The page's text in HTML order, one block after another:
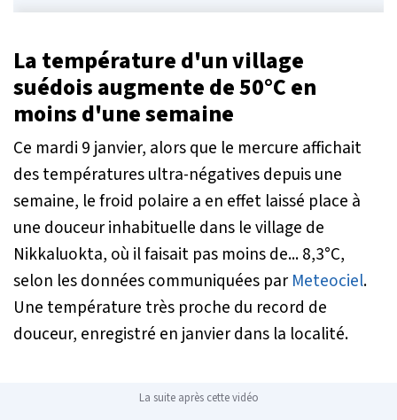
La température d'un village
suédois augmente de 50°C en
moins d'une semaine
Ce mardi 9 janvier, alors que le mercure affichait
des températures ultra-négatives depuis une
semaine, le froid polaire a en effet laissé place à
une douceur inhabituelle dans le village de
Nikkaluokta, où il faisait pas moins de... 8,3°C,
selon les données communiquées par Meteociel.
Une température très proche du record de
douceur, enregistré en janvier dans la localité.
La suite après cette vidéo